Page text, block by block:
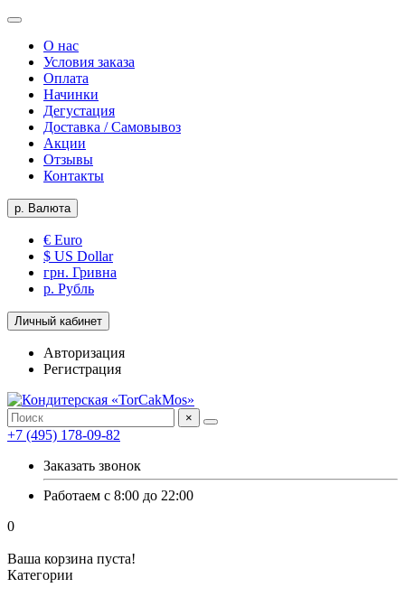
О нас
Условия заказа
Оплата
Начинки
Дегустация
Доставка / Самовывоз
Акции
Отзывы
Контакты
р. Валюта
€ Euro
$ US Dollar
грн. Гривна
р. Рубль
Личный кабинет
Авторизация
Регистрация
×
+7 (495) 178-09-82
Заказать звонок
Работаем с 8:00 до 22:00
0
Ваша корзина пуста!
Категории